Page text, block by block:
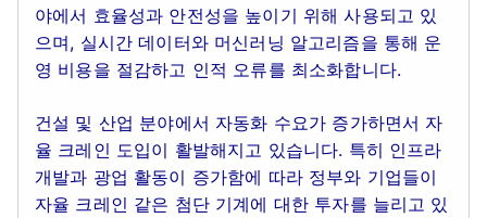
야에서 효율성과 안전성을 높이기 위해 사용되고 있
으며, 실시간 데이터와 머신러닝 알고리즘을 통해 운
영 비용을 절감하고 인적 오류를 최소화합니다.
건설 및 산업 분야에서 자동화 수요가 증가하면서 자
율 크레인 도입이 활발해지고 있습니다. 특히 인프라
개발과 광업 활동이 증가함에 따라 정부와 기업들이
자율 크레인 같은 첨단 기계에 대한 투자를 늘리고 있